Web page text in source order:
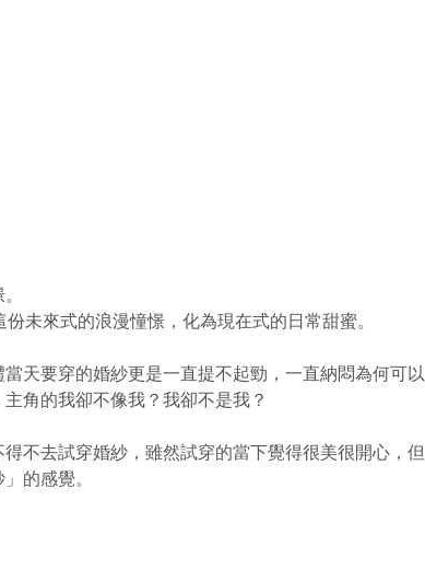
未來式的浪漫憧憬，化為現在式的日常甜蜜。
天要穿的婚紗更是一直提不起勁，一直納悶為何可以
角的我卻不像我？我卻不是我？
不去試穿婚紗，雖然試穿的當下覺得很美很開心，但
的感覺。